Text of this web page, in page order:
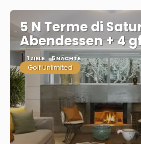
5 N Terme di
Abendessen + 4
1 ZIELE 5 NÄCHTE
Golf Unlimited